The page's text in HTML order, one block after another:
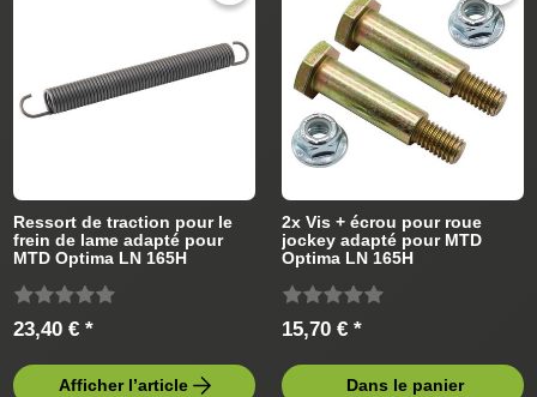
Ressort de traction pour le
frein de lame adapté pour
MTD Optima LN 165H
de pelouse
23,40 € *
Afficher l’article
2x Vis + écrou pour roue
jockey adapté pour MTD
Optima LN 165H
de pelouse
15,70 € *
Dans le panier